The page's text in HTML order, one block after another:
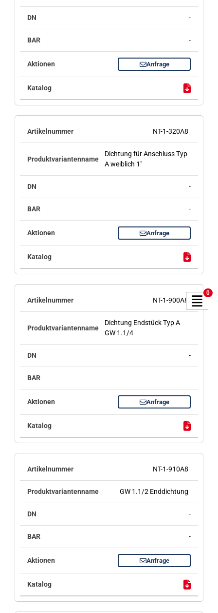
-
-
Anfrage
NT-1-320A8
Dichtung für Anschluss Typ
A weiblich 1"
-
-
Anfrage
NT-1-900A8
Dichtung Endstück Typ A
GW 1.1/4
-
-
Anfrage
NT-1-910A8
GW 1.1/2 Enddichtung
-
-
Anfrage
0